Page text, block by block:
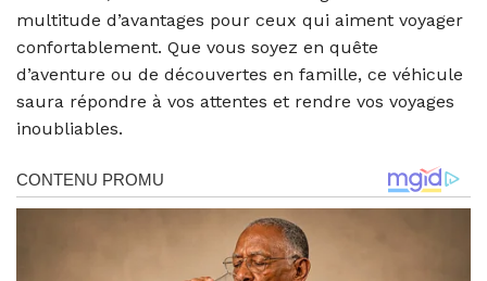
multitude d’avantages pour ceux qui aiment voyager
confortablement. Que vous soyez en quête
d’aventure ou de découvertes en famille, ce véhicule
saura répondre à vos attentes et rendre vos voyages
inoubliables.